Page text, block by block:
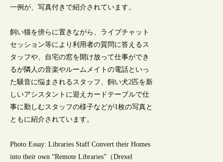
一例が、写真付きで紹介されています。
飼い猫を傍らに置きながら、ライブチャット
セッション等により利用者の質問に答えるス
タッフや、自宅の窓を開け放って仕事ができ
るが隣人の音楽やルームメイトの電話といっ
た騒音に悩まされるスタッフ、飼い犬2匹を新
しいアシスタントに迎えカードテーブルで仕
事に勤しむスタッフの様子などが1枚の写真と
ともに紹介されています。
Photo Essay: Libraries Staff Convert their Homes
into their own “Remote Libraries”（Drexel